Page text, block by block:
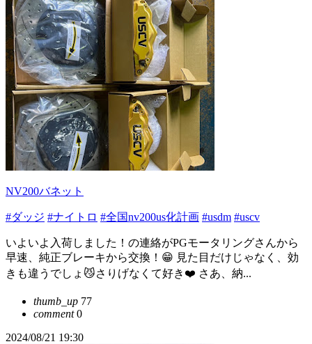
NV200バネット
#ダッジ #ナイトロ #全国nv200us化計画 #usdm #uscv
いよいよ入荷しました！の連絡がPGモータリングさんから
早速、純正ブレーキから交換！😁 見た目だけじゃなく、効
きも違うでしょ😼さりげなくて好き❤️ さあ、納...
thumb_up 77
comment0
2024/08/21 19:30